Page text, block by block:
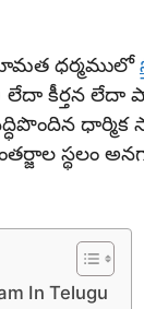
ధర్మములో
లేదా కీర్తన లేదా
స్థలం
In Telugu